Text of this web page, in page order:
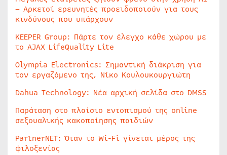
– Αρκετοί ερευνητές προειδοποιούν για τους
κινδύνους που υπάρχουν
KEEPER Group: Πάρτε τον έλεγχο κάθε χώρου με
το AJAX LifeQuality Lite
Olympia Electronics: Σημαντική διάκριση για
τον εργαζόμενο της, Νίκο Κουλουκουργιώτη
Dahua Technology: Νέα αρχική σελίδα στο DMSS
Παράταση στο πλαίσιο εντοπισμού της online
σεξουαλικής κακοποίησης παιδιών
PartnerNET: Όταν το Wi-Fi γίνεται μέρος της
φιλοξενίας